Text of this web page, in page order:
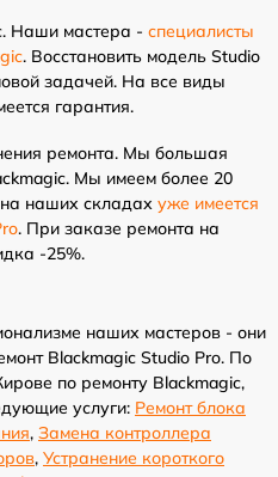
Наши мастера - специалисты
. Восстановить модель Studio
задачей. На все виды
гарантия.
ремонта. Мы большая
Мы имеем более 20
наших складах уже имеется
. При заказе ремонта на
-25%.
наших мастеров - они
Blackmagic Studio Pro. По
по ремонту Blackmagic,
услуги: Ремонт блока
, Замена контроллера
, Устранение короткого